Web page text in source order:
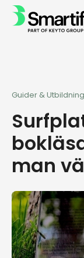
Guider & Utbildning
man